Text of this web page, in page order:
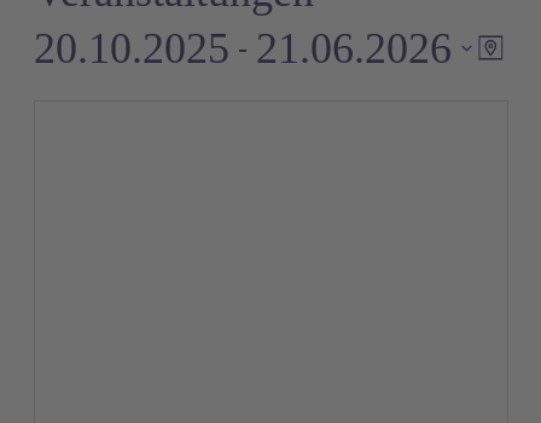
Karte
20.10.2025 - 21.06.2026